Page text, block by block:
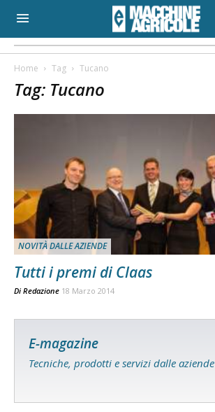
Home Tag Tucano
Tag: Tucano
NOVITÀ DALLE AZIENDE
Tutti i premi di Claas
Di Redazione 18 Marzo 2014
E-magazine
Tecniche, prodotti e servizi dalle aziende